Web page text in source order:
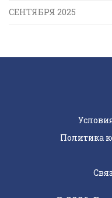
СЕНТЯБРЯ 2025
Политика